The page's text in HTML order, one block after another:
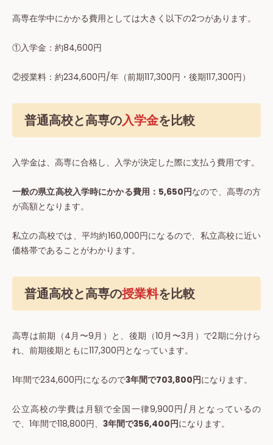
高専在学中にかかる費用としては大きく以下の2つがあります。
①入学金：約84,600円
②授業料：約234,600円/年（前期117,300円・後期117,300円）
普通高校と高専の入学金を比較
入学金は、高専に合格し、入学が決定した際に支払う費用です。
一般の県立高校入学時にかかる費用：5,650円なので、高専の方
が高額となります。
私立の高校では、平均約160,000円になるので、私立高校に近い
価格帯であることがわかります。
普通高校と高専の授業料を比較
高専は前期（4月〜9月）と、後期（10月〜3月）で2期に分けら
れ、前期後期ともに117,300円となっています。
1年間で234,600円になるので3年間で703,800円になります。
公立高校の学費は月額で全国一律9,900円/月となっているの
で、1年間で118,800円、 3年間で356,400円になります。